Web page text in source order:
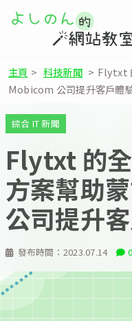
主頁 > 科技新聞 > Flytxt
Mobicom 公司提升客戶體
發布時間： 2023.07.14
綜合 IT 新聞
Flytxt 的
方案幫助
公司提升